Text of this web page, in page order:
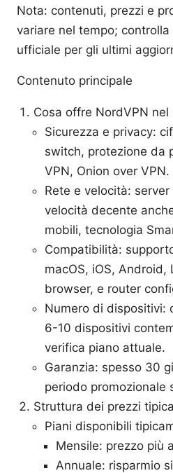
Nota: contenuti, prezzi e
variare nel tempo;
ufficiale per gli ultimi
Contenuto principale
Cosa offre NordVPN nel
Sicurezza e privacy:
switch, protezione da
VPN, Onion over VPN.
Rete e velocità:
velocità decente
mobili, tecnologia
Compatibilità:
macOS, iOS, Android,
browser, e router
Numero di dispositivi:
6-10 dispositivi
verifica piano attuale.
Garanzia: spesso 30
periodo promozionale
Struttura dei prezzi
Piani disponibili
Mensile: prezzo più
Annuale: risparmio